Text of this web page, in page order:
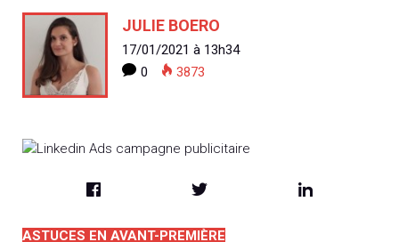
JULIE BOERO
17/01/2021 à 13h34
0
3873
ASTUCES EN AVANT-PREMIÈRE